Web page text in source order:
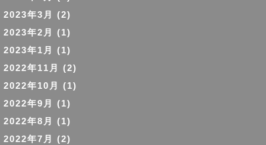
2023年3月
(2)
2023年2月
(1)
2023年1月
(1)
2022年11月
(2)
2022年10月
(1)
2022年9月
(1)
2022年8月
(1)
2022年7月
(2)